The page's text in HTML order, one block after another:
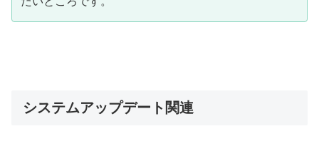
システムアップデート関連